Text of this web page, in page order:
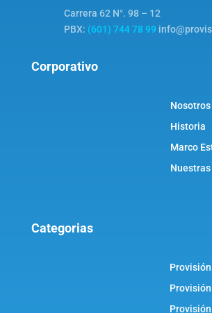
Carrera 62 N°. 98 – 12
PBX: (601) 744 78 99
Corporativo
Nosotros
Historia
Marco
Categorias
Provisión
Provisión